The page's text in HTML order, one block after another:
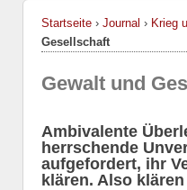
Startseite › Journal › Krieg
Gesellschaft
Gewalt und
Ambivalente
herrschende
aufgefordert, ihr
klären. Also klären